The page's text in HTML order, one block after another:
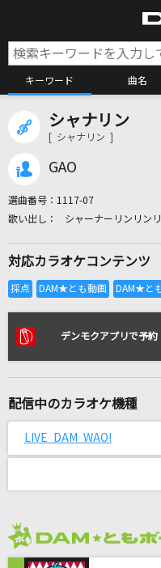
キーワード 曲名
リアルタイム
紅蓮華 -アニメ映像
あの夏が飽和する
シャナリン
[ シャナリン ]
GAO
選曲番号： 1117-07
シャーナーリンリン
対応カラオケコンテンツ
デンモクアプリで予約
配信中のカラオケ機種
LIVE DAM WAO!